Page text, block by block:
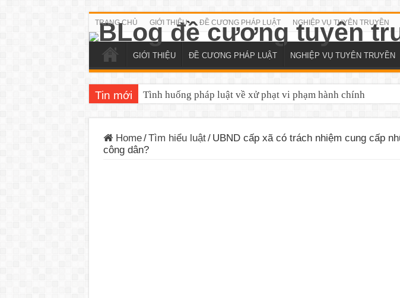
TRANG CHỦ GIỚI THIỆU ĐỀ CƯƠNG PHÁP LUẬT NGHIỆP VỤ TUYÊN TRUYỀN
GIỚI THIỆU ĐỀ CƯƠNG PHÁP LUẬT NGHIỆP VỤ TUYÊN TRUYỀN
Tin mới Tình huống pháp luật về xử phạt vi phạm hành chính
Home/Tìm hiểu luật/ UBND cấp xã có trách nhiệm cung cấp
công dân?